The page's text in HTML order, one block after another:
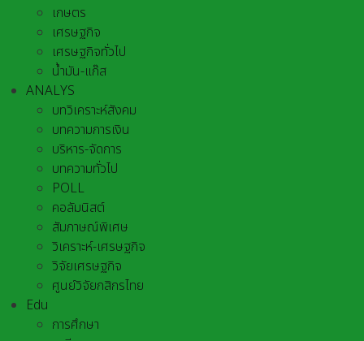
เกษตร
เศรษฐกิจ
เศรษฐกิจทั่วไป
น้ำมัน-แก๊ส
ANALYS
บทวิเคราะห์สังคม
บทความการเงิน
บริหาร-จัดการ
บทความทั่วไป
POLL
คอลัมนิสต์
สัมภาษณ์พิเศษ
วิเคราะห์-เศรษฐกิจ
วิจัยเศรษฐกิจ
ศูนย์วิจัยกสิกรไทย
Edu
การศึกษา